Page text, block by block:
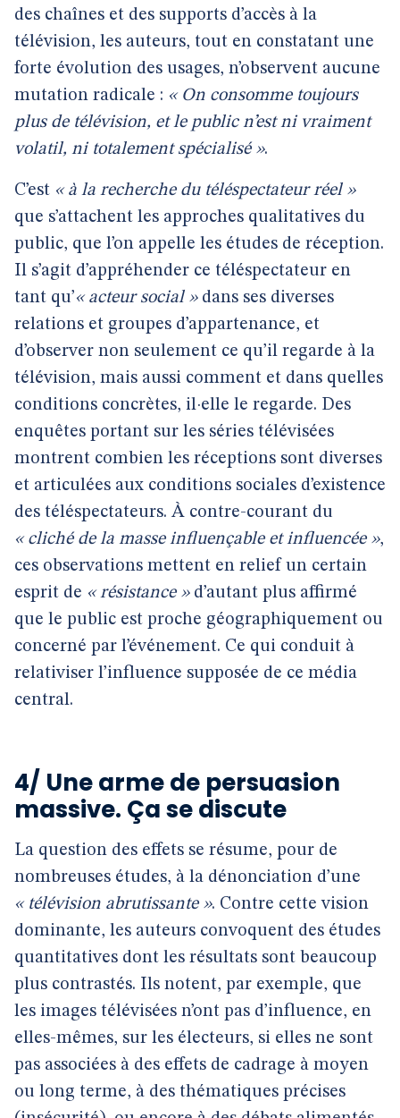
des chaînes et des supports d’accès à la
télévision, les auteurs, tout en constatant une
forte évolution des usages, n’observent aucune
mutation radicale : « On consomme toujours
plus de télévision, et le public n’est ni vraiment
volatil, ni totalement spécialisé ».
C’est « à la recherche du téléspectateur réel »
que s’attachent les approches qualitatives du
public, que l’on appelle les études de réception.
Il s’agit d’appréhender ce téléspectateur en
tant qu’« acteur social »dans ses diverses
relations et groupes d’appartenance, et
d’observer non seulement ce qu’il regarde à la
télévision, mais aussi comment et dans quelles
conditions concrètes, il·elle le regarde. Des
enquêtes portant sur les séries télévisées
montrent combien les réceptions sont diverses
et articulées aux conditions sociales d’existence
des téléspectateurs. À contre-courant du
« cliché de la masse influençable et influencée »,
ces observations mettent en relief un certain
esprit de « résistance »d’autant plus affirmé
que le public est proche géographiquement ou
concerné par l’événement. Ce qui conduit à
relativiser l’influence supposée de ce média
central.
4/ Une arme de persuasion
massive. Ça se discute
La question des effets se résume, pour de
nombreuses études, à la dénonciation d’une
« télévision abrutissante ». Contre cette vision
dominante, les auteurs convoquent des études
quantitatives dont les résultats sont beaucoup
plus contrastés. Ils notent, par exemple, que
les images télévisées n’ont pas d’influence, en
elles-mêmes, sur les électeurs, si elles ne sont
pas associées à des effets de cadrage à moyen
ou long terme, à des thématiques précises